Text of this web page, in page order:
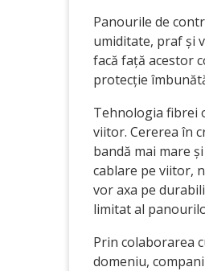
Panourile de
umiditate, praf și
facă față acestor
protecție
Tehnologia fibrei
viitor. Cererea în
bandă mai mare
cablare pe viitor,
vor axa pe
limitat al
Prin colaborarea
domeniu,